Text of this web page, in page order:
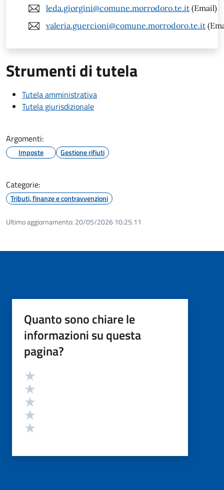
leda.giorgini@comune.morrodoro.te.it (Email)
valeria.guercioni@comune.morrodoro.te.it
Strumenti di tutela
Tutela amministrativa
Tutela giurisdizionale
Argomenti:
Imposte Gestione rifiuti
Categorie:
Tributi, finanze e contravvenzioni
Ultimo aggiornamento: 20/05/2026 10:25.11
Quanto sono chiare le
informazioni su questa
pagina?
Valutazione